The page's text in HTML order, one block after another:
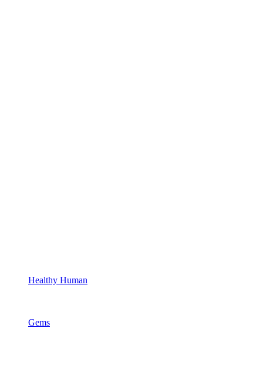
Healthy Human
Gems